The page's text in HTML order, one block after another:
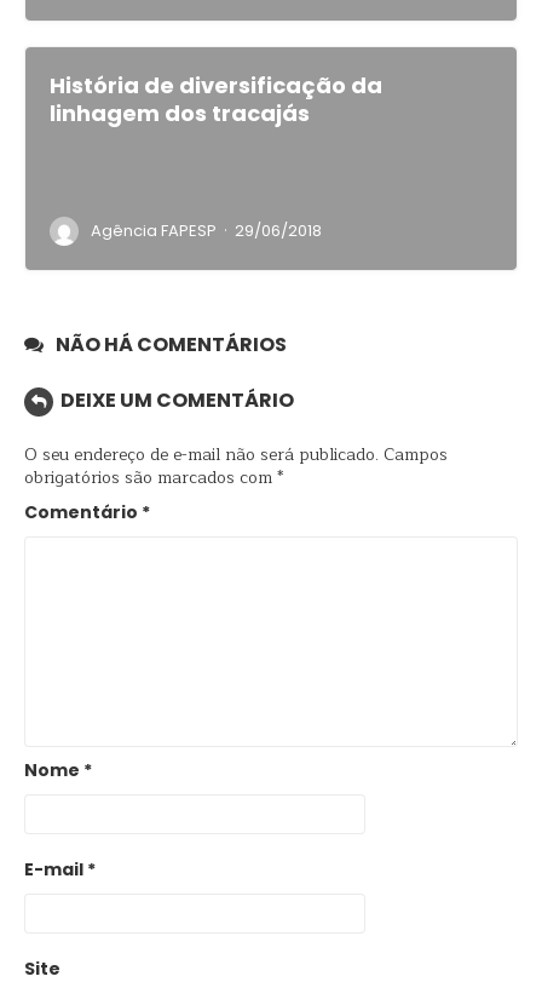
História de diversificação da
linhagem dos tracajás
Agência FAPESP · 29/06/2018
NÃO HÁ COMENTÁRIOS
DEIXE UM COMENTÁRIO
O seu endereço de e-mail não será publicado. Campos
obrigatórios são marcados com*
Comentário *
Nome *
E-mail *
Site